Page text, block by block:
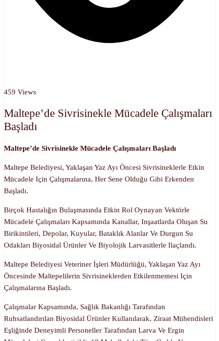
459 Views
Maltepe’de Sivrisinekle Mücadele Çalışmaları
Başladı
Maltepe’de Sivrisinekle Mücadele Çalışmaları Başladı
Maltepe Belediyesi, Yaklaşan Yaz Ayı Öncesi Sivrisineklerle Etkin
Mücadele Için Çalışmalarına, Her Sene Olduğu Gibi Erkenden
Başladı.
Birçok Hastalığın Bulaşmasında Etkin Rol Oynayan Vektörle
Mücadele Çalışmaları Kapsamında Kanallar, Inşaatlarda Oluşan Su
Birikintileri, Depolar, Kuyular, Bataklık Alanlar Ve Durgun Su
Odakları Biyosidal Ürünler Ve Biyolojik Larvasitlerle Ilaçlandı.
Maltepe Belediyesi Veteriner İşleri Müdürlüğü, Yaklaşan Yaz Ayı
Öncesinde Maltepelilerin Sivrisineklerden Etkilenmemesi Için
Çalışmalarına Başladı.
Çalışmalar Kapsamında, Sağlık Bakanlığı Tarafından
Ruhsatlandırılan Biyosidal Ürünler Kullanılarak, Ziraat Mühendisleri
Eşliğinde Deneyimli Personeller Tarafından Larva Ve Ergin